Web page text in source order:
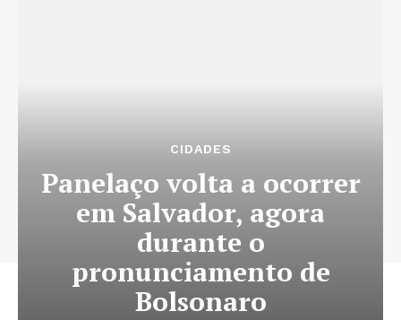
CIDADES
Panelaço volta a ocorrer
em Salvador, agora
durante o
pronunciamento de
Bolsonaro